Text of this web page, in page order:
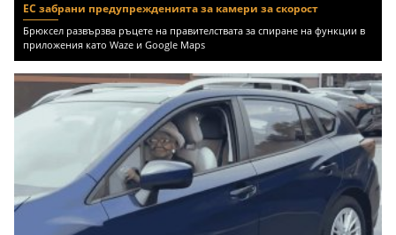
ЕС забрани предупрежденията за камери за скорост
Брюксел развързва ръцете на правителствата за спиране на функции в
приложения като Waze и Google Maps